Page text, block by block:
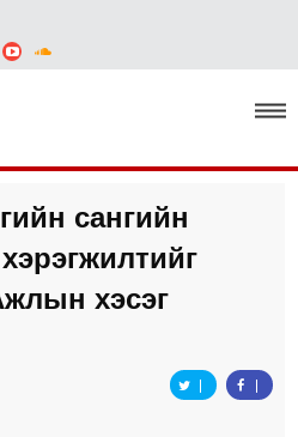
эдийн засаг
хэрэг
сангийн
хэсэг